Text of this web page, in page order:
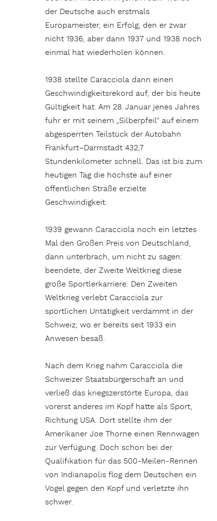
der Deutsche auch erstmals
Europameister, ein Erfolg, den er zwar
nicht 1936, aber dann 1937 und 1938 noch
einmal hat wiederholen können.
1938 stellte Caracciola dann einen
Geschwindigkeitsrekord auf, der bis heute
Gültigkeit hat. Am 28. Januar jenes Jahres
fuhr er mit seinem „Silberpfeil“ auf einem
abgesperrten Teilstück der Autobahn
Frankfurt–Darmstadt 432,7
Stundenkilometer schnell. Das ist bis zum
heutigen Tag die höchste auf einer
öffentlichen Straße erzielte
Geschwindigkeit.
1939 gewann Caracciola noch ein letztes
Mal den Großen Preis von Deutschland,
dann unterbrach, um nicht zu sagen:
beendete, der Zweite Weltkrieg diese
große Sportlerkarriere. Den Zweiten
Weltkrieg verlebt Caracciola zur
sportlichen Untätigkeit verdammt in der
Schweiz, wo er bereits seit 1933 ein
Anwesen besaß.
Nach dem Krieg nahm Caracciola die
Schweizer Staatsbürgerschaft an und
verließ das kriegszerstörte Europa, das
vorerst anderes im Kopf hatte als Sport,
Richtung USA. Dort stellte ihm der
Amerikaner Joe Thorne einen Rennwagen
zur Verfügung. Doch schon bei der
Qualifikation für das 500-Meilen-Rennen
von Indianapolis flog dem Deutschen ein
Vogel gegen den Kopf und verletzte ihn
schwer.